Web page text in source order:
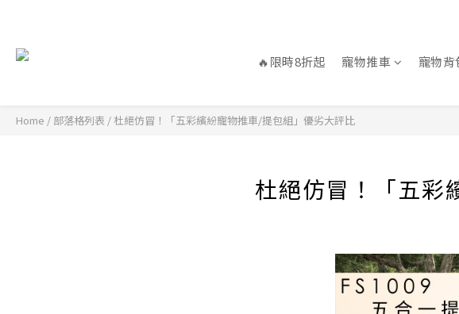
🔥限時8折起 寵物推車 寵物背
Home / 部落格列表 / 杜絕仿冒！「五彩繽紛寵物推車/提包組」優劣大評比
杜絕仿冒！「五彩